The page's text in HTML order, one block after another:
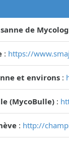
de
: https://
et environs :
(MycoBulle) :
: http://